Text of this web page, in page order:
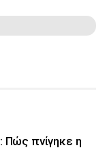
Πώς πνίγηκε η